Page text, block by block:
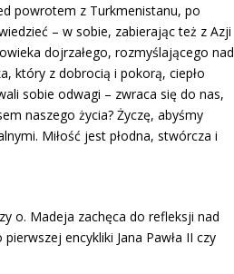
powrotem z Turkmenistanu, po
– w sobie, zabierając też z Azji
dojrzałego, rozmyślającego nad
który z dobrocią i pokorą, ciepło
sobie odwagi – zwraca się do nas,
naszego życia? Życzę, abyśmy
Miłość jest płodna, stwórcza i
o. Madeja zachęca do refleksji nad
encykliki Jana Pawła II czy